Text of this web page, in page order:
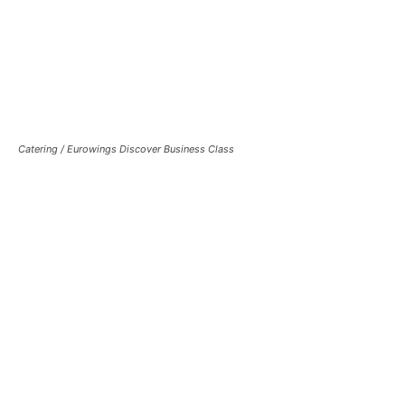
Catering /Eurowings Discover Business Class